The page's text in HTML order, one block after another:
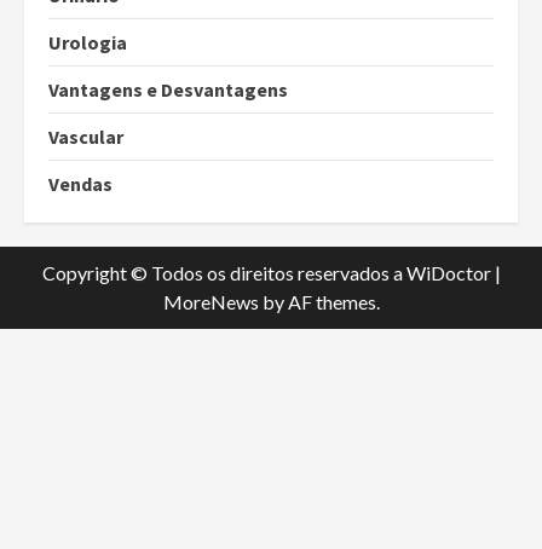
Urologia
Vantagens e Desvantagens
Vascular
Vendas
Copyright © Todos os direitos reservados a WiDoctor |
MoreNews by AF themes.